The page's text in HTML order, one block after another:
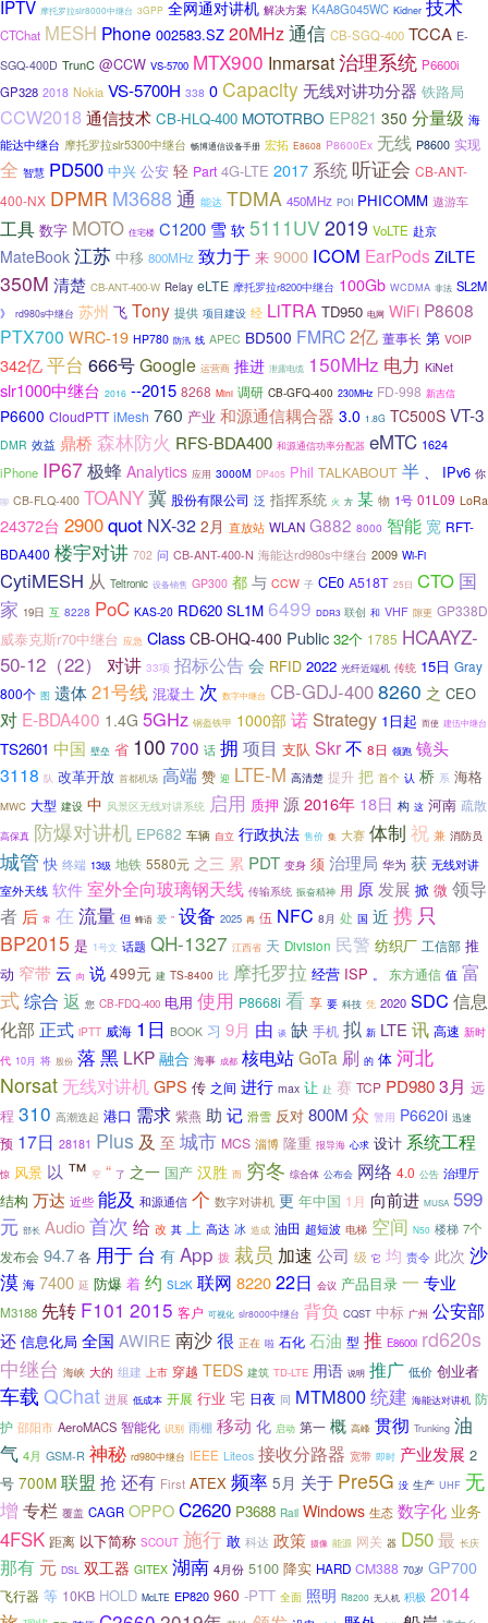
IPTV 摩托罗拉slr8000中继台 3GPP 全网通对讲机 解决方案 K4A8G045WC Kidner 技术
CTChat MESH Phone 002583.SZ 20MHz通信 CB-SGQ-400 TCCA E-
SGQ-400D TrunC @CCW VS-5700 MTX900 Inmarsat治理系统 P6600i
GP328 2018 Nokia VS-5700H 338 0 Capacity无线对讲功分器 铁路局
CCW2018通信技术 CB-HLQ-400 MOTOTRBO EP821 350 分量级 海
能达中继台 摩托罗拉slr5300中继台 畅博通信设备手册 宏拓 E8608 P8600Ex 无线 P8600 实现
全 智慧 PD500 中兴 公安 轻 Part 4G-LTE 2017 系统 听证会 CB-ANT-
400-NX DPMR M3688 通 能达 TDMA 450MHz POI PHICOMM 遨游车
工具 数字 MOTO 住宅楼 C1200 雪 软 5111UV2019 VoLTE 赴京
MateBook 江苏 中移 800MHz 致力于 来 9000 ICOM EarPods ZiLTE
350M 清楚 CB-ANT-400-W Relay eLTE 摩托罗拉r8200中继台 100Gb WCDMA 非法 SL2M
》 rd980s中继台 苏州 飞 Tony 提供 项目建设 经 LiTRA TD950 电网 WiFi P8608
PTX700 WRC-19 HP780 防汛 线 APEC BD500 FMRC2亿 董事长 第 VOIP
342亿平台 666号Google 运营商 推进 泄露电缆 150MHz 电力 KiNet
slr1000中继台 2016 --2015 8268 Mini 调研 CB-GFQ-400 230MHz FD-998 新吉信
P6600 CloudPTT iMesh 760 产业 和源通信耦合器 3.0 1.8G TC500S VT-3
DMR 效益 鼎桥 森林防火 RFS-BDA400 和源通信功率分配器 eMTC 1624
iPhone IP67极蜂 Analytics 应用 3000M DP405 Phil TALKABOUT 半 、 IPv6 你
聊 CB-FLQ-400 TOANY冀 股份有限公司 泛 指挥系统 火 方 某 物 1号 01L09 LoRa
24372台 2900quot NX-32 2月 直放站 WLAN G882 8000 智能 宽 RFT-
BDA400 楼宇对讲 702 问 CB-ANT-400-N 海能达rd980s中继台 2009 Wi-Fi
CytiMESH 从 Teltronic 设备销售 GP300 都 与 CCW 子 CE0 A518T 25日 CTO 国
家 19日 互 8228 PoC KAS-20 RD620 SL1M 6499 DDR3 联创 和 VHF 隙更 GP338D
威泰克斯r70中继台 应急 Class CB-OHQ-400 Public 32个 1785 HCAAYZ-
50-12（22）
对讲 33项 招标公告 会 RFID 2022 光纤近端机 传统 15日 Gray
800个 图 遗体21号线 混凝土 次 数字中继台 CB-GDJ-4008260 之 CEO
对 E-BDA400 1.4G 5GHz 钢盔铁甲 1000部 诺 Strategy 1日起 而使 建伍中继台
TS2601 中国 壁垒 省 100 700 话 拥 项目 支队 Skr不 8日 领跑 镜头
3118 队 改革开放 首都机场 高端 赞 迎 LTE-M 高清楚 提升 把 首个 认 桥 系 海格
MWC 大型 建设 中 风景区无线对讲系统 启用 质押 源2016年 18日 构 这 河南 疏散
高保真 防爆对讲机 EP682 车辆 自立 行政执法 售价 集 大赛 体制 祝 兼 消防员
城管 快 终端 13级 地铁 5580元 之三 累 PDT 变身 须 治理局 华为 获 无线对讲
室外天线 软件 室外全向玻璃钢天线 传输系统 振奋精神 用 原 发展 掀 微 领导
者 后 常 在 流量 但 蜂语 爱 ” 设备 2025 再 伍 NFC 8月 处 国 近 携 只
BP2015 是 1号文 话题 QH-1327 江西省 天 Division 民警 纺织厂 工信部 推
动 窄带 云 向 说 499元 建 TS-8400 比 摩托罗拉 经营 ISP 。 东方通信 值 富
式综合 返 您 CB-FDQ-400 电用 使用 P8668i 看 享 要 科技 凭 2020 SDC 信息
化部 正式 iPTT 威海 1日 BOOK 习 9月 由 谈 缺 手机 拟 新 LTE 讯 高速 新时
代 10月 将 股份 落 黑 LKP 融合 海事 成都 核电站GoTa 刷 的 体 河北
Norsat 无线对讲机GPS 传 之间 进行 max 让 赴 赛 TCP PD9803月 远
程 310 高潮迭起 港口 需求 紫燕 助 记 滑雪 反对 800M众 警用 P6620i 迅速
预 17日 28181 Plus 及 至 城市 MCS 淄博 隆重 报导海 心求 设计 系统工程
惊 风景 以 ™ 窄 “ 了 之一 国产 汉胜 而 穷冬 综合体 公布会 网络 4.0 公告 治理厅
结构 万达 近些 能及 和源通信 个 数字对讲机 更 年中国 1月 向前进 MUSA 599
元 部长 Audio首次 给 改 其 上 高达 冰 造成 油田 超短波 电梯 空间 N50 楼梯 7个
发布会 94.7 各 用于 台 有 App 拨 裁员 加速 公司 级 它 均 责令 此次 沙
漠 海 7400 延 防爆 着 约 SL2K 联网 822022日 会议 产品目录 一 专业
M3188 先转 F101 2015 客户 可视化 slr8000中继台 背负 CQST 中标 广州 公安部
还 信息化局 全国 AWIRE 南沙很 正在 啦 石化 石油 型 推 E8600i rd620s
中继台 海峡 大的 组建 上市 穿越 TEDS 建筑 TD-LTE 用语 说明 推广 低价 创业者
车载 QChat 进展 低成本 开展 行业 宅 日夜 同 MTM800统建 海能达对讲机 防
护 邵阳市 AeroMACS 智能化 识别 雨棚 移动 化 启动 第一 概 高峰 贯彻 Trunking 油
气 4月 GSM-R 神秘 rd980中继台 IEEE Liteos 接收分路器 宽带 即时 产业发展 2
号 700M 联盟 抢 还有 First ATEX 频率 5月 关于 Pre5G 没 生产 UHF 无
增 专栏 覆盖 CAGR OPPOC2620 P3688 Rail Windows 生态 数字化 业务
4FSK 距离 以下简称 SCOUT 施行 敢 科达 政策 摄像 能源 网关 器 D50最 长庆
那有 元 DSL 双工器 GITEX 湖南 4月份 5100 降实 HARD CM388 70岁 GP700
飞行器 等 10KB HOLD McLTE EP820 960 -PTT 全面 照明 R8200 无人机 积极 2014